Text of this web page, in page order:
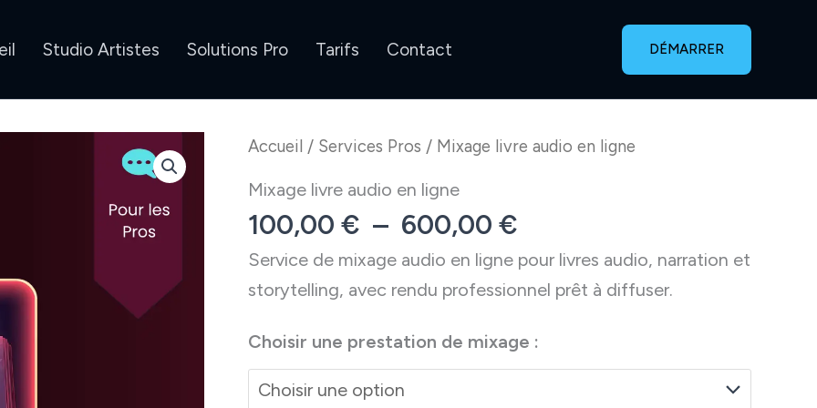
Studio Artistes Solutions Pro Tarifs Contact DÉMARRER
Accueil / Services Pros / Mixage livre audio en ligne
Mixage livre audio en ligne
100,00 € – 600,00 €
de
prix :
à
600,00 €
Service de mixage audio en ligne pour livres audio, narration et
storytelling, avec rendu professionnel prêt à diffuser.
Choisir une prestation de mixage :